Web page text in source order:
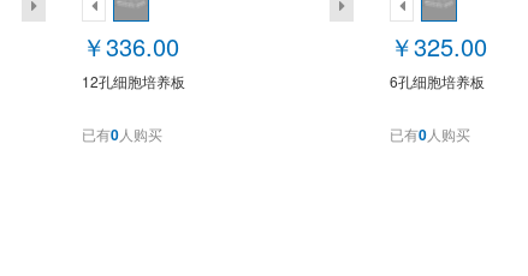
￥336.00
12孔细胞培养板
已有0人购买
￥325.00
6孔细胞培养板
已有0人购买